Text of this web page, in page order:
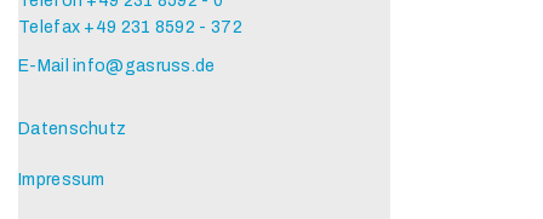
Telefax +49 231 8592 - 372
E-Mailinfo@gasruss.de
Datenschutz
Impressum